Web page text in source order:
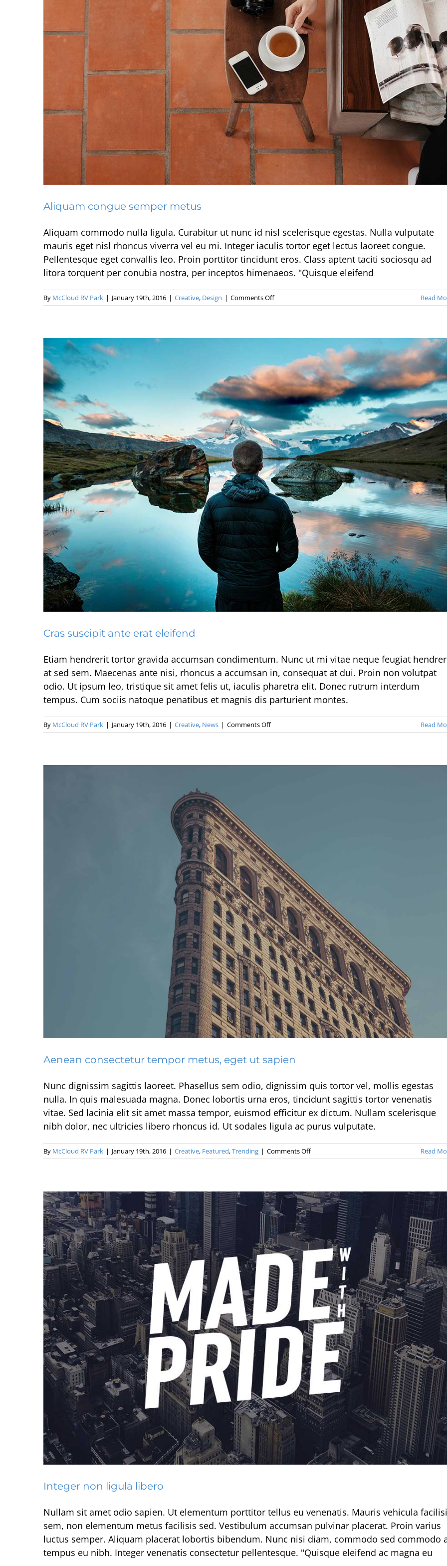
Aliquam congue semper metus
Aliquam commodo nulla ligula. Curabitur ut nunc id nisl scelerisque egestas. Nulla vulputate
mauris eget nisl rhoncus viverra vel eu mi. Integer iaculis tortor eget lectus laoreet congue.
Pellentesque eget convallis leo. Proin porttitor tincidunt eros. Class aptent taciti sociosqu ad
litora torquent per conubia nostra, per inceptos himenaeos. "Quisque eleifend
By McCloud RV Park | January 19th, 2016 | Creative, Design | Comments Offon
Aliquam
metus
Read
Cras suscipit ante erat eleifend
Cras suscipit ante erat eleifend
Etiam hendrerit tortor gravida accumsan condimentum. Nunc ut mi vitae neque feugiat
at sed sem. Maecenas ante nisi, rhoncus a accumsan in, consequat at dui. Proin non volutpat
odio. Ut ipsum leo, tristique sit amet felis ut, iaculis pharetra elit. Donec rutrum interdum
tempus. Cum sociis natoque penatibus et magnis dis parturient montes.
By McCloud RV Park | January 19th, 2016 | Creative, News | Comments Offon
Cras
erat
Read
Aenean consectetur tempor metus, eget ut sapien
Aenean consectetur tempor metus, eget ut sapien
Nunc dignissim sagittis laoreet. Phasellus sem odio, dignissim quis tortor vel, mollis egestas
nulla. In quis malesuada magna. Donec lobortis urna eros, tincidunt sagittis tortor venenatis
vitae. Sed lacinia elit sit amet massa tempor, euismod efficitur ex dictum. Nullam scelerisque
nibh dolor, nec ultricies libero rhoncus id. Ut sodales ligula ac purus vulputate.
By McCloud RV Park | January 19th, 2016 | Creative, Featured,Trending | Comments Offon
Aenean
metus,
eget
ut
Read
Integer non ligula libero
Integer non ligula libero
Nullam sit amet odio sapien. Ut elementum porttitor tellus eu venenatis. Mauris vehicula
sem, non elementum metus facilisis sed. Vestibulum accumsan pulvinar placerat. Proin varius
luctus semper. Aliquam placerat lobortis bibendum. Nunc nisi diam, commodo sed commodo
tempus eu nibh. Integer venenatis consectetur pellentesque. "Quisque eleifend ac magna eu
Aliquam neque sem tincidunt a hendrerit eros